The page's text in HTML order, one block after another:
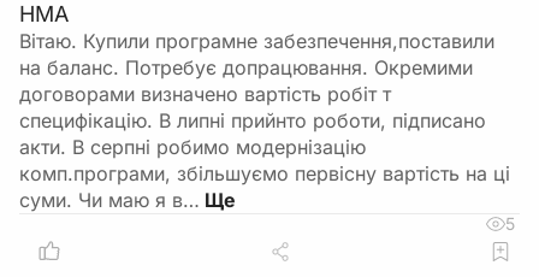
НМА
Вітаю. Купили програмне забезпечення,поставили
на баланс. Потребує допрацювання. Окремими
договорами визначено вартість робіт т
специфікацію. В липні прийнто роботи, підписано
акти. В серпні робимо модернізацію
комп.програми, збільшуємо первісну вартість на ці
суми. Чи маю я в…
5